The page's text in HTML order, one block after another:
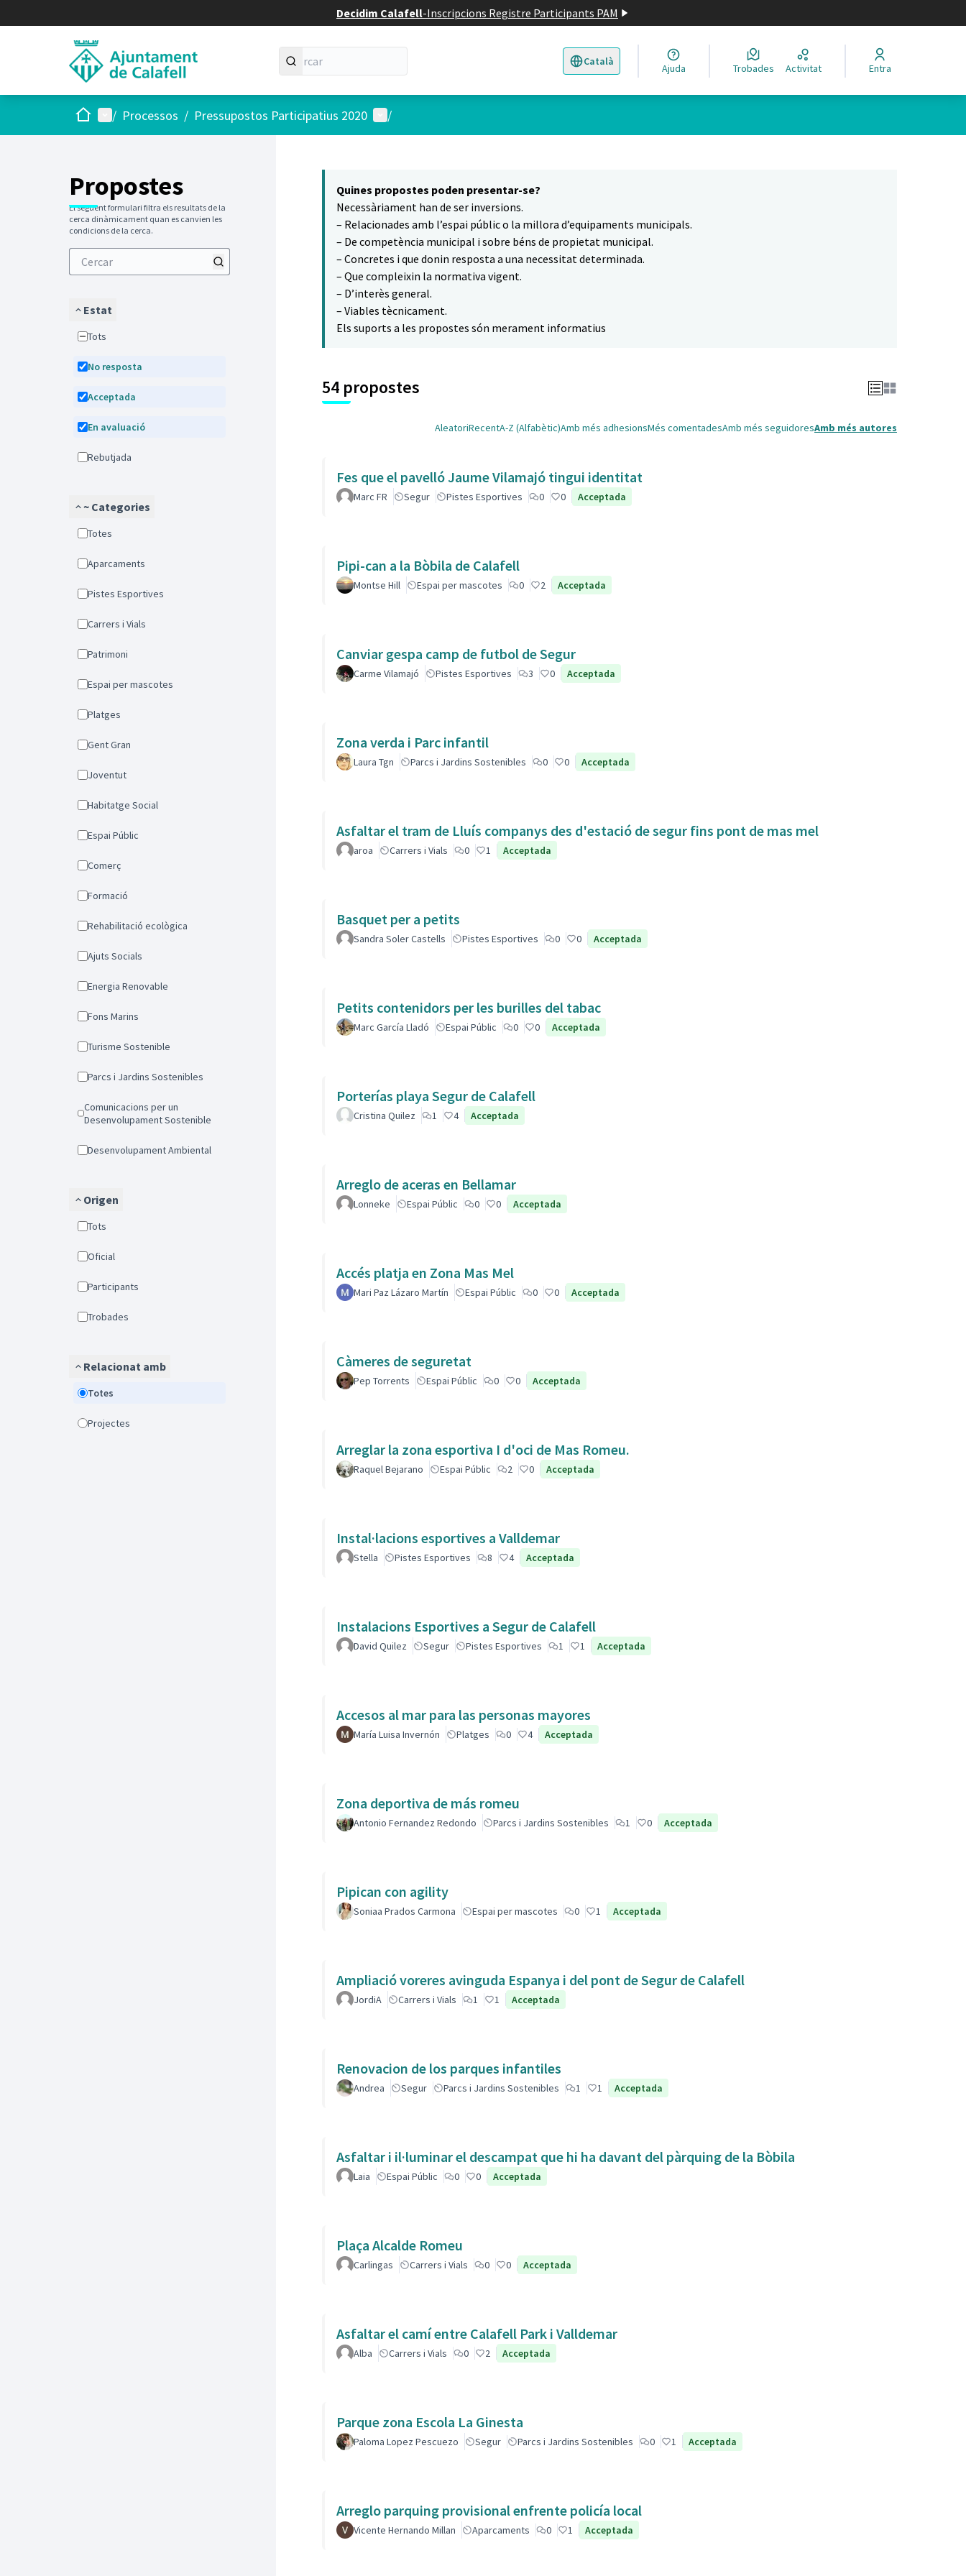
Decidim Calafell-Inscripcions Registre Participants PAM
Català
Triar la llengua Elegir el idioma
Ajuda Trobades Activitat Entra
Inici Menú principal
/ Processos / Pressupostos Participatius 2020 Menú d'usuari
/
Propostes
El següent formulari filtra els resultats de la
cerca dinàmicament quan es canvien les
condicions de la cerca.
Estat
Tots
No resposta
Acceptada
En avaluació
Rebutjada
~ Categories
Totes
Aparcaments
Pistes Esportives
Carrers i Vials
Patrimoni
Espai per mascotes
Platges
Gent Gran
Joventut
Habitatge Social
Espai Públic
Comerç
Formació
Rehabilitació ecològica
Ajuts Socials
Energia Renovable
Fons Marins
Turisme Sostenible
Parcs i Jardins Sostenibles
Comunicacions per un
Desenvolupament Sostenible
Desenvolupament Ambiental
Origen
Tots
Oficial
Participants
Trobades
Relacionat amb
Totes
Projectes
5
Quines propostes poden presentar-se?
Necessàriament han de ser inversions.
– Relacionades amb l’espai públic o la millora d’equipaments municipals.
– De competència municipal i sobre béns de propietat municipal.
– Concretes i que donin resposta a una necessitat determinada.
– Que compleixin la normativa vigent.
– D’interès general.
– Viables tècnicament.
Els suports a les propostes són merament informatius
54 propostes
AleatoriRecentA-Z (Alfabètic)Amb més adhesionsMés comentadesAmb més seguidoresAmb més autores
Fes que el pavelló Jaume Vilamajó tingui identitat
Marc FR Segur Pistes Esportives 0 0 Acceptada
Pipi-can a la Bòbila de Calafell
Montse Hill Espai per mascotes 0 2 Acceptada
Canviar gespa camp de futbol de Segur
Carme Vilamajó Pistes Esportives 3 0 Acceptada
Zona verda i Parc infantil
Laura Tgn Parcs i Jardins Sostenibles 0 0 Acceptada
Asfaltar el tram de Lluís companys des d'estació de segur fins pont de mas mel
aroa Carrers i Vials 0 1 Acceptada
Basquet per a petits
Sandra Soler Castells Pistes Esportives 0 0 Acceptada
Petits contenidors per les burilles del tabac
Marc García Lladó Espai Públic 0 0 Acceptada
Porterías playa Segur de Calafell
Cristina Quilez 1 4 Acceptada
Arreglo de aceras en Bellamar
Lonneke Espai Públic 0 0 Acceptada
Accés platja en Zona Mas Mel
Mari Paz Lázaro Martín Espai Públic 0 0 Acceptada
Càmeres de seguretat
Pep Torrents Espai Públic 0 0 Acceptada
Arreglar la zona esportiva I d'oci de Mas Romeu.
Raquel Bejarano Espai Públic 2 0 Acceptada
Instal·lacions esportives a Valldemar
Stella Pistes Esportives 8 4 Acceptada
Instalacions Esportives a Segur de Calafell
David Quilez Segur Pistes Esportives 1 1 Acceptada
Accesos al mar para las personas mayores
María Luisa Invernón Platges 0 4 Acceptada
Zona deportiva de más romeu
Antonio Fernandez Redondo Parcs i Jardins Sostenibles 1 0 Acceptada
Pipican con agility
Soniaa Prados Carmona Espai per mascotes 0 1 Acceptada
Ampliació voreres avinguda Espanya i del pont de Segur de Calafell
JordiA Carrers i Vials 1 1 Acceptada
Renovacion de los parques infantiles
Andrea Segur Parcs i Jardins Sostenibles 1 1 Acceptada
Asfaltar i il·luminar el descampat que hi ha davant del pàrquing de la Bòbila
Laia Espai Públic 0 0 Acceptada
Plaça Alcalde Romeu
Carlingas Carrers i Vials 0 0 Acceptada
Asfaltar el camí entre Calafell Park i Valldemar
Alba Carrers i Vials 0 2 Acceptada
Parque zona Escola La Ginesta
Paloma Lopez Pescuezo Segur Parcs i Jardins Sostenibles 0 1 Acceptada
Arreglo parquing provisional enfrente policía local
Vicente Hernando Millan Aparcaments 0 1 Acceptada